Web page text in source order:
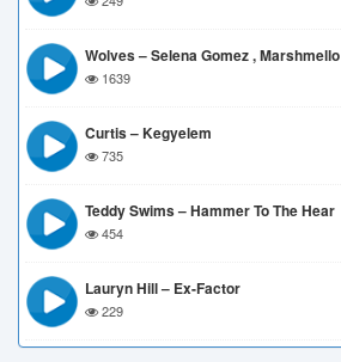
Wolves – Selena Gomez , Marshmello
1639
Curtis – Kegyelem
735
Teddy Swims – Hammer To The Hear
454
Lauryn Hill – Ex-Factor
229